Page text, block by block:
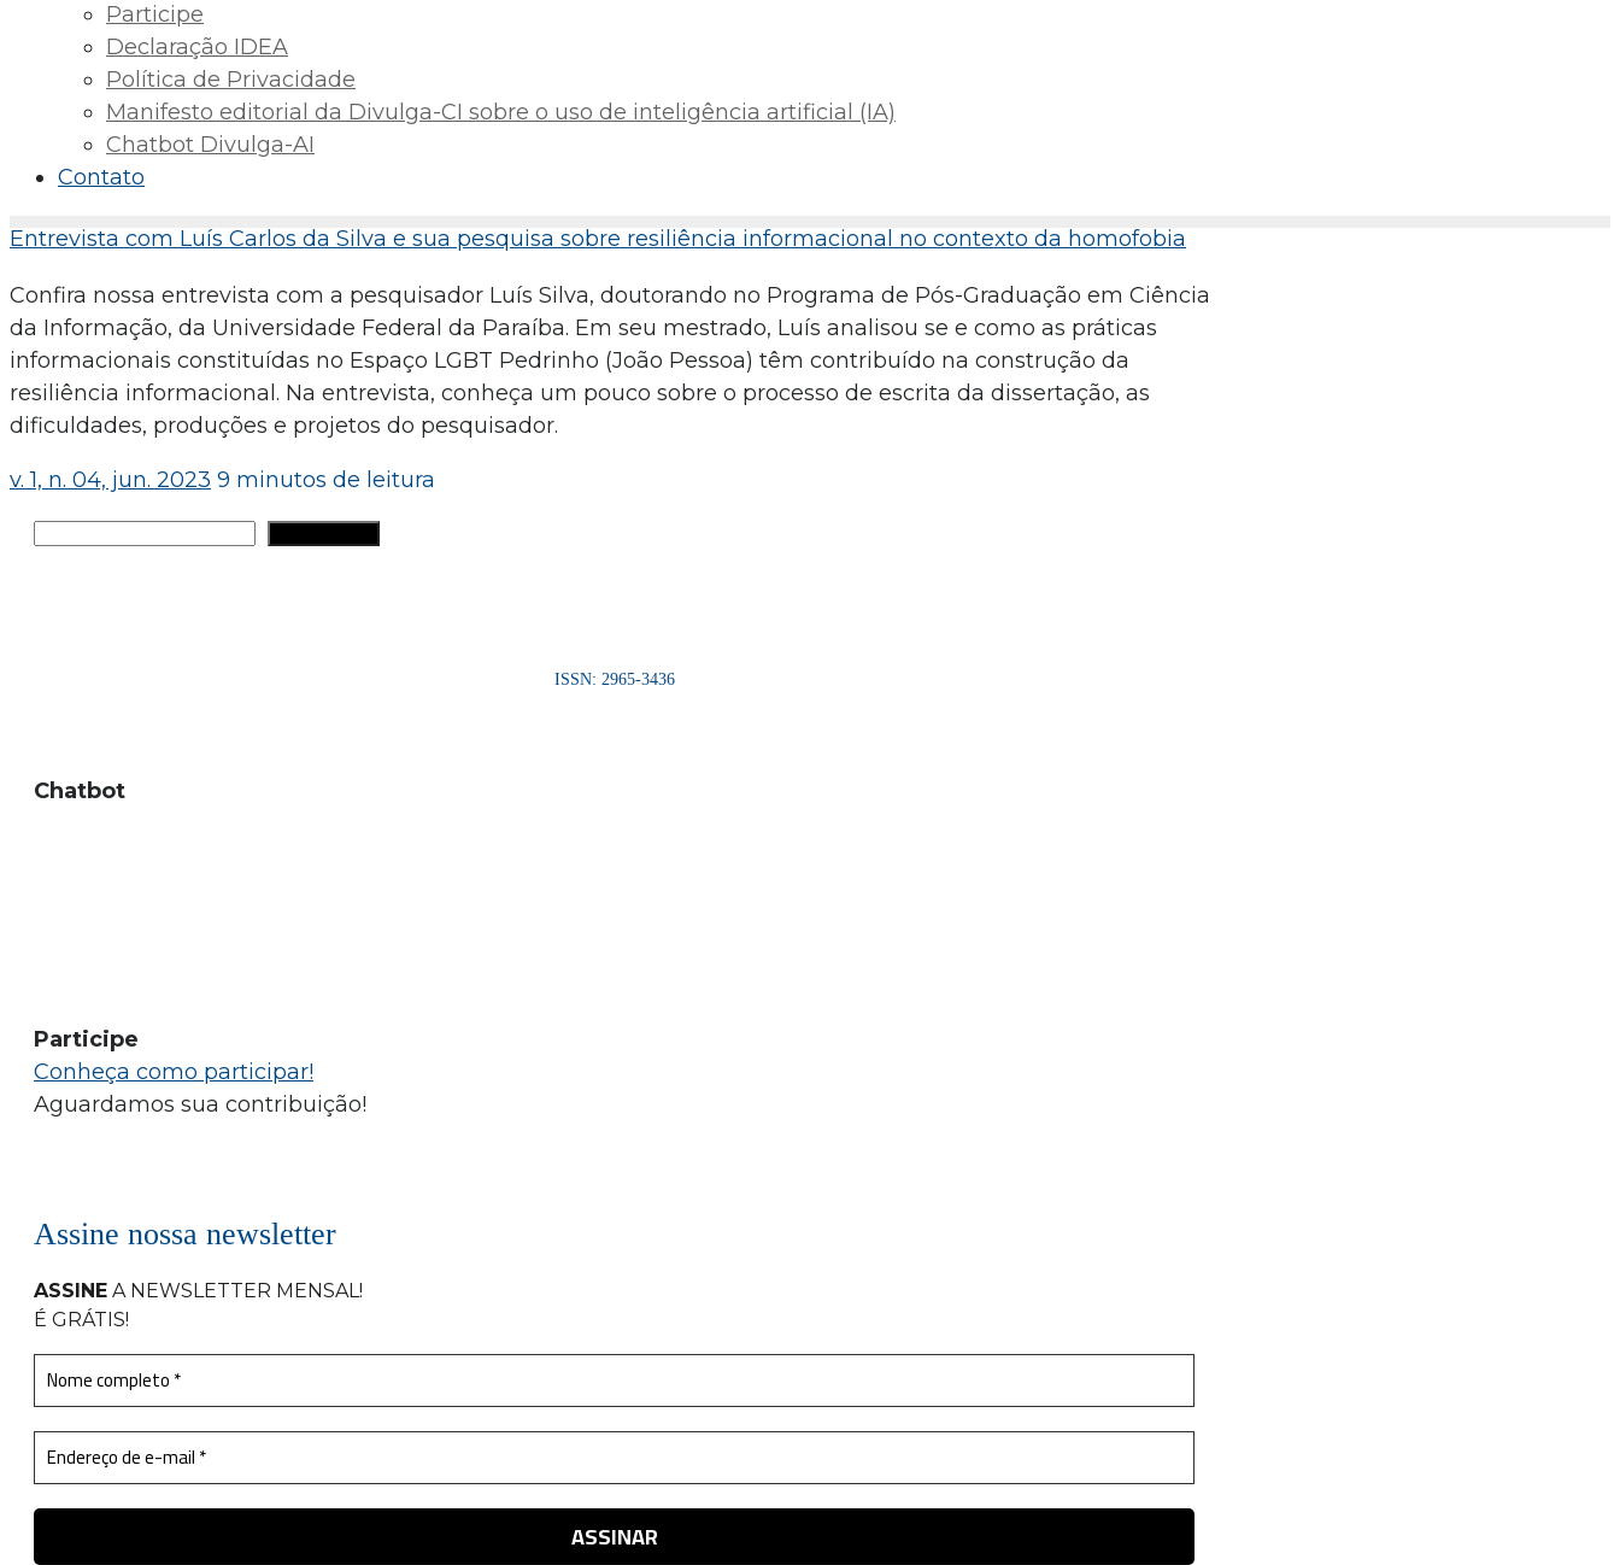
Participe
Declaração IDEA
Política de Privacidade
Manifesto editorial da Divulga-CI sobre o uso de inteligência artificial (IA)
Chatbot Divulga-AI
Contato
Entrevista com Luís Carlos da Silva e sua pesquisa sobre resiliência informacional no contexto da homofobia
Confira nossa entrevista com a pesquisador Luís Silva, doutorando no Programa de Pós-Graduação em Ciência
da Informação, da Universidade Federal da Paraíba. Em seu mestrado, Luís analisou se e como as práticas
informacionais constituídas no Espaço LGBT Pedrinho (João Pessoa) têm contribuído na construção da
resiliência informacional. Na entrevista, conheça um pouco sobre o processo de escrita da dissertação, as
dificuldades, produções e projetos do pesquisador.
v. 1, n. 04, jun. 2023 9 minutos de leitura
Pesquisar
ISSN: 2965-3436
Chatbot
Participe
Conheça como participar!
Aguardamos sua contribuição!
Assine nossa newsletter
ASSINE A NEWSLETTER MENSAL!
É GRÁTIS!